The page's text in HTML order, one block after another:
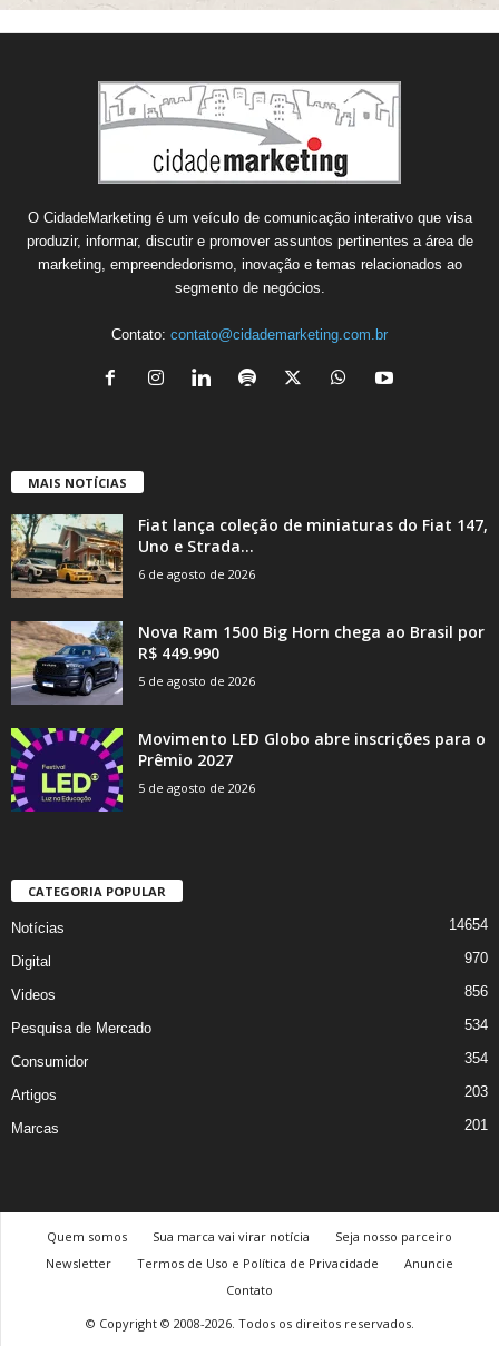
O CidadeMarketing é um veículo de comunicação interativo que visa
produzir, informar, discutir e promover assuntos pertinentes a área de
marketing, empreendedorismo, inovação e temas relacionados ao
segmento de negócios.
Contato: contato@cidademarketing.com.br
MAIS NOTÍCIAS
Fiat lança coleção de miniaturas do Fiat 147,
Uno e Strada...
6 de agosto de 2026
Nova Ram 1500 Big Horn chega ao Brasil por
R$ 449.990
5 de agosto de 2026
Movimento LED Globo abre inscrições para o
Prêmio 2027
5 de agosto de 2026
CATEGORIA POPULAR
Notícias 14654
Digital 970
Videos 856
Pesquisa de Mercado 534
Consumidor 354
Artigos 203
Marcas 201
Quem somos Sua marca vai virar notícia
Seja nosso parceiro
Newsletter
Termos de Uso e Política de Privacidade
Anuncie
Contato
© Copyright © 2008-2026. Todos os direitos reservados.